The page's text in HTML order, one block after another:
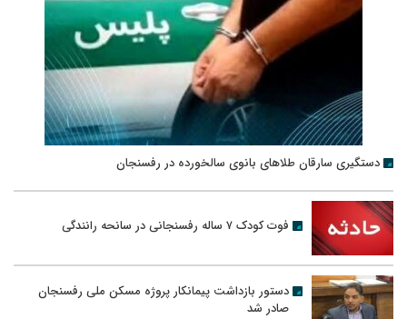
دستگیری سارقان طلاهای بانوی سالخورده در رفسنجان
فوت کودک ۷ ساله رفسنجانی در سانحه رانندگی
دستور بازداشت پیمانکار پروژه مسکن ملی رفسنجان
صادر شد